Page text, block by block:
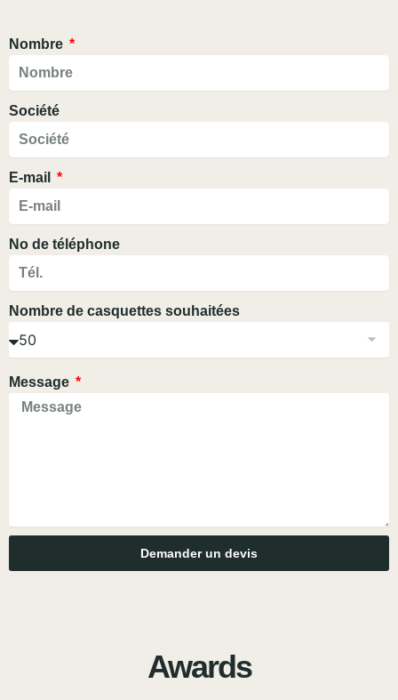
Nombre
Société
E-mail
No de téléphone
Nombre de casquettes souhaitées
Message
Demander un devis
Awards